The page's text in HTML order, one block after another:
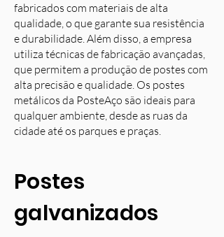
fabricados com materiais de alta
qualidade, o que garante sua resistência
e durabilidade. Além disso, a empresa
utiliza técnicas de fabricação avançadas,
que permitem a produção de postes com
alta precisão e qualidade. Os postes
metálicos da PosteAço são ideais para
qualquer ambiente, desde as ruas da
cidade até os parques e praças.
Postes
galvanizados